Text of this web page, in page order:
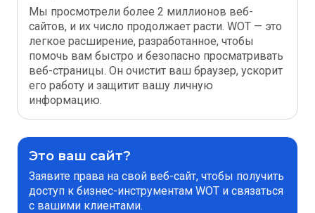
Мы просмотрели более 2 миллионов веб-
сайтов, и их число продолжает расти. WOT — это
легкое расширение, разработанное, чтобы
помочь вам быстро и безопасно просматривать
веб-страницы. Он очистит ваш браузер, ускорит
его работу и защитит вашу личную
информацию.
Это ваш сайт?
Заявите права на свой веб-сайт, чтобы получить
доступ к бизнес-инструментам WOT и связаться
с вашими клиентами.